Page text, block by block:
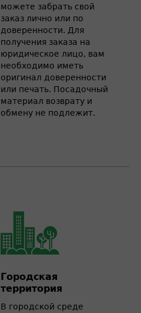
можете забрать свой
заказ лично или по
доверенности. Для
получения заказа на
юридическое лицо, вам
необходимо иметь
оригинал доверенности
или печать. Посадочный
материал возврату и
обмену не подлежит.
Городская
территория
В городской среде